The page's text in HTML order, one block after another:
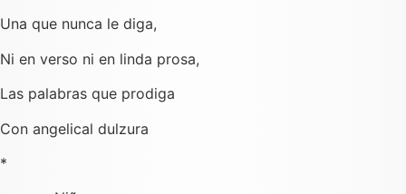
Una que nunca le diga,
Ni en verso ni en linda prosa,
Las palabras que prodiga
Con angelical dulzura
*